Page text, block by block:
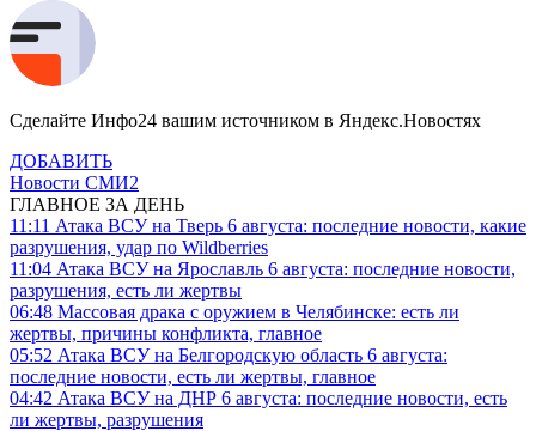
Сделайте Инфо24 вашим источником в Яндекс.Новостях
ДОБАВИТЬ
Новости СМИ2
ГЛАВНОЕ ЗА ДЕНЬ
11:11 Атака ВСУ на Тверь 6 августа: последние новости, какие
разрушения, удар по Wildberries
11:04 Атака ВСУ на Ярославль 6 августа: последние новости,
разрушения, есть ли жертвы
06:48 Массовая драка с оружием в Челябинске: есть ли
жертвы, причины конфликта, главное
05:52 Атака ВСУ на Белгородскую область 6 августа:
последние новости, есть ли жертвы, главное
04:42 Атака ВСУ на ДНР 6 августа: последние новости, есть
ли жертвы, разрушения